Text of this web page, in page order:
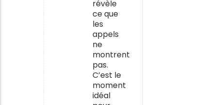
révèle
ce que
les
appels
ne
montrent
pas.
C’est le
moment
idéal